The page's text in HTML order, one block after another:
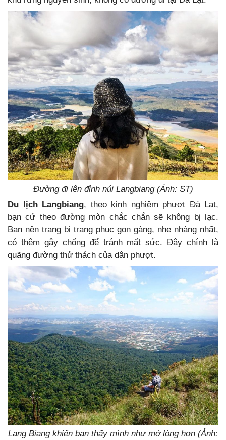
Đường đi lên đỉnh núi Langbiang (Ảnh: ST)
Du lịch Langbiang, theo kinh nghiệm phượt Đà Lạt,
bạn cứ theo đường mòn chắc chắn sẽ không bị lạc.
Bạn nên trang bị trang phục gọn gàng, nhẹ nhàng nhất,
có thêm gậy chống để tránh mất sức. Đây chính là
quãng đường thử thách của dân phượt.
Lang Biang khiến bạn thấy mình như mở lòng hơn (Ảnh: